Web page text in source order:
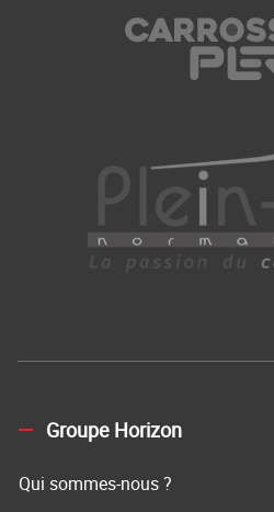
Groupe Horizon
Qui sommes-nous ?